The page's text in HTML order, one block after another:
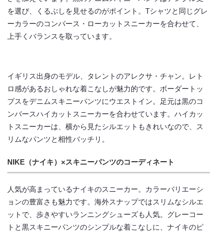
を選び、くるぶしを見せるのがポイント。Tシャツと同じグレ
ーカラーのコンバース・ローカットスニーカーを合わせて、
上手くバランスを取っています。
イギリス出身のモデル、タレントのアレクサ・チャン。レト
ロ感があるおしゃれな着こなしが魅力的です。ボーダートッ
プスをデニムスキニーパンツにウエストイン。足元は黒のコ
ンバースハイカットスニーカーを合わせています。ハイカッ
トスニーカーは、横から見たシルエットもきれいなので、ス
リムなパンツと相性バッチリ。
NIKE（ナイキ）×スキニーパンツのコーディネート
人気が高まっているナイキのスニーカー。カラーバリエーシ
ョンの豊富さも魅力です。海外スナップではスリムなシルエ
ットで、歩きやすいランニングシューズも人気。グレーコー
トと黒スキニーパンツのシンプルな着こなしに、ナイキのピ